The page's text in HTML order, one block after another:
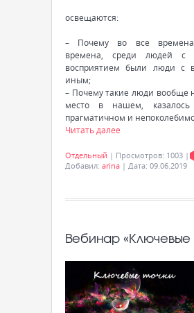
освещаются:
– Почему во все
времена, среди людей с
восприятием были люди с
иным;
– Почему такие люди вообще
место в нашем,
прагматичном и
Читать далее
Отдельный | Просмотров: 1003 |
Добавил: arina | Дата: 09.06.2019
Вебинар «Ключевые